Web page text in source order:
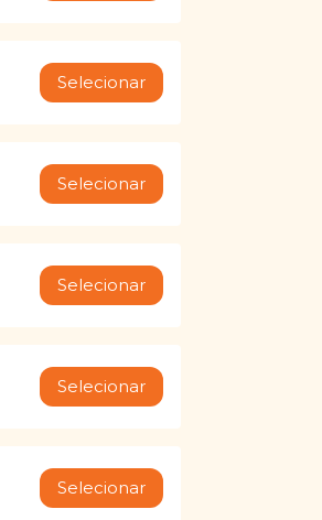
Selecionar
Selecionar
Selecionar
Selecionar
Selecionar